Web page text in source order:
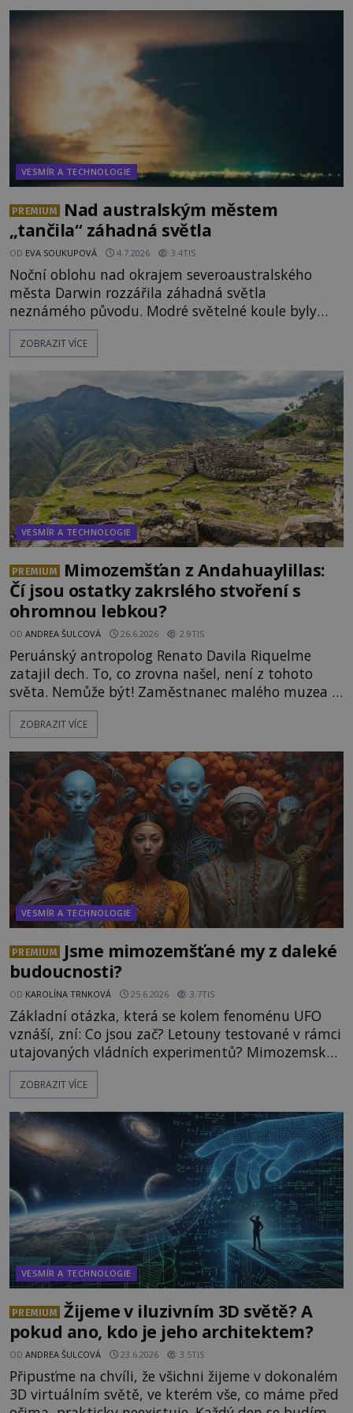
mimozemského původu? Dne 4. února roku 2023
vydává
VESMÍR A TECHNOLOGIE
PREMIUM
Nad australským městem
„tančila“ záhadná světla
OD EVA SOUKUPOVÁ 4.7.2026 3.4TIS
Noční oblohu nad okrajem severoaustralského
města Darwin rozzářila záhadná světla
neznámého původu. Modré světelné koule byly
viditelné nejméně dvacet minut, během nichž se
opakovaně objevovaly a zase mizely. Svědek, který
mohlo jít o návštěvu ze světa duchů. Záhadný
záznam okamžitě rozpoutal deb
ZOBRAZIT VÍCE
VESMÍR A TECHNOLOGIE
PREMIUM
Mimozemšťan z Andahuaylillas:
Čí jsou ostatky zakrslého stvoření s
ohromnou lebkou?
OD ANDREA ŠULCOVÁ 26.6.2026 2.9TIS
Peruánský antropolog Renato Davila Riquelme
zatajil dech. To, co zrovna našel, není z tohoto
světa. Nemůže být! Zaměstnanec malého muzea v
peruánském městečku Andahuaylillas nedaleko
legendárního Cuzca pomalu sestupuje z posvátné
Právě nalezl ostatky dvou mimozemšťanů! Vědci
nad nálezem kroutí hlavou. Už na
ZOBRAZIT VÍCE
VESMÍR A TECHNOLOGIE
PREMIUM
Jsme mimozemšťané my z daleké
budoucnosti?
OD KAROLÍNA TRNKOVÁ 25.6.2026 3.7TIS
Základní otázka, která se kolem fenoménu UFO
vznáší, zní: Co jsou zač? Letouny testované v rámci
utajovaných vládních experimentů? Mimozemské
vesmírné lodě plnící na Zemi nám neznámý úkol?
Skokani mezi dimenzemi, putující po mostech
možnostech již desítky let vzrušeně diskutují
vědci, ufologo
ZOBRAZIT VÍCE
VESMÍR A TECHNOLOGIE
PREMIUM
Žijeme v iluzivním 3D světě? A
pokud ano, kdo je jeho architektem?
OD ANDREA ŠULCOVÁ 23.6.2026 3.5TIS
Připusťme na chvíli, že všichni žijeme v dokonalém
3D virtuálním světě, ve kterém vše, co máme před